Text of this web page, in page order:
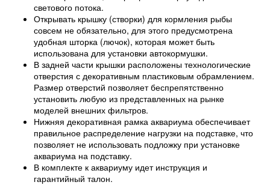
светового потока.
Открывать крышку (створки) для кормления рыбы
совсем не обязательно, для этого предусмотрена
удобная шторка (лючок), которая может быть
использована для установки автокормушки.
В задней части крышки расположены технологические
отверстия с декоративным пластиковым обрамлением.
Размер отверстий позволяет беспрепятственно
установить любую из представленных на рынке
моделей внешних фильтров.
Нижняя декоративная рамка аквариума обеспечивает
правильное распределение нагрузки на подставке, что
позволяет не использовать подложку при установке
аквариума на подставку.
В комплекте к аквариуму идет инструкция и
гарантийный талон.